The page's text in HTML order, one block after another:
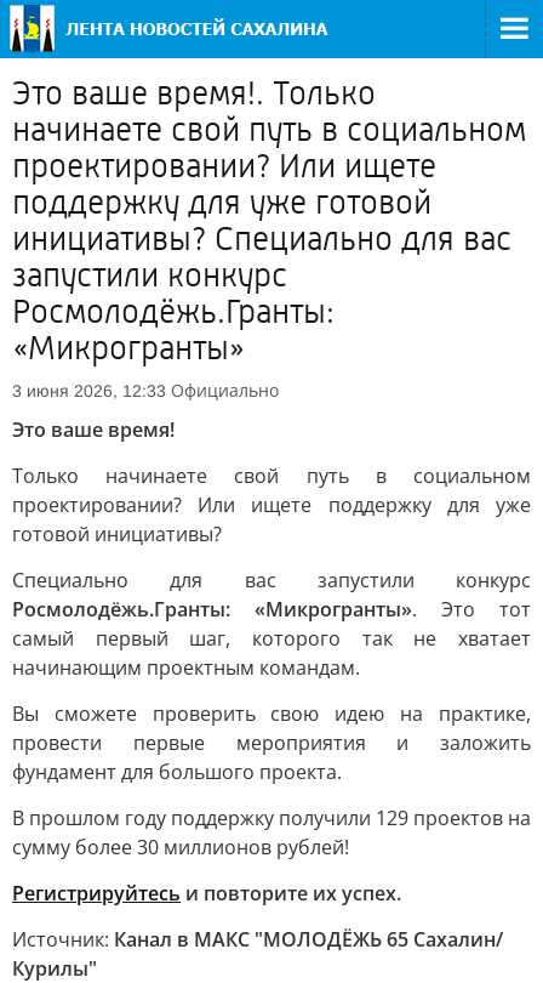
Это ваше время!. Только
начинаете свой путь в социальном
проектировании? Или ищете
поддержку для уже готовой
инициативы? Специально для вас
запустили конкурс
Росмолодёжь.Гранты:
«Микрогранты»
3 июня 2026, 12:33 Официально
Это ваше время!
Только начинаете свой путь в социальном
проектировании? Или ищете поддержку для уже
готовой инициативы?
Специально для вас запустили конкурс
Росмолодёжь.Гранты: «Микрогранты». Это тот
самый первый шаг, которого так не хватает
начинающим проектным командам.
Вы сможете проверить свою идею на практике,
провести первые мероприятия и заложить
фундамент для большого проекта.
В прошлом году поддержку получили 129 проектов на
сумму более 30 миллионов рублей!
Регистрируйтесь и повторите их успех.
Источник: Канал в МАКС "МОЛОДЁЖЬ 65 Сахалин/
Курилы"